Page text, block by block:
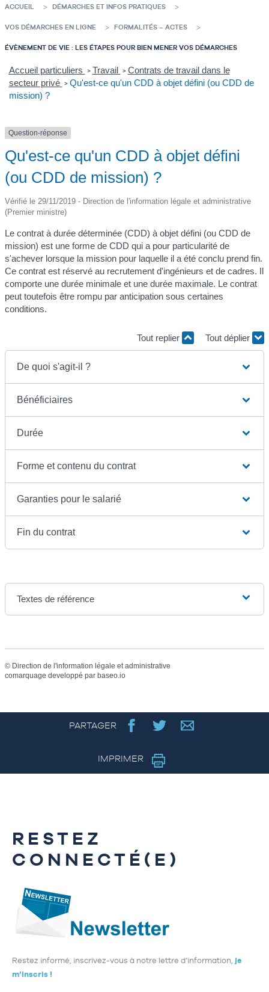
ACCUEIL DÉMARCHES ET INFOS PRATIQUES
VOS DÉMARCHES EN LIGNE FORMALITÉS – ACTES
ÉVÈNEMENT DE VIE : LES ÉTAPES POUR BIEN MENER VOS DÉMARCHES
Accueil particuliers > Travail > Contrats de travail dans le
secteur privé > Qu'est-ce qu'un CDD à objet défini (ou CDD de
mission) ?
Question-réponse
Qu'est-ce qu'un CDD à objet défini
(ou CDD de mission) ?
Vérifié le 29/11/2019 - Direction de l'information légale et administrative
(Premier ministre)
Le contrat à durée déterminée (CDD) à objet défini (ou CDD de
mission) est une forme de CDD qui a pour particularité de
s'achever lorsque la mission pour laquelle il a été conclu prend fin.
Ce contrat est réservé au recrutement d'ingénieurs et de cadres. Il
comporte une durée minimale et une durée maximale. Le contrat
peut toutefois être rompu par anticipation sous certaines
conditions.
Tout replier Tout déplier
De quoi s'agit-il ?
Bénéficiaires
Durée
Forme et contenu du contrat
Garanties pour le salarié
Fin du contrat
Textes de référence
© Direction de l'information légale et administrative
comarquage developpé par baseo.io
PARTAGER
IMPRIMER
RESTEZ
CONNECTÉ(E)
Restez informé, inscrivez-vous à notre lettre d’information, je
m’inscris !